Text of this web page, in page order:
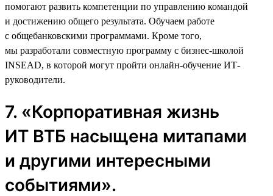
помогают развить компетенции по управлению командой
и достижению общего результата. Обучаем работе
с общебанковскими программами. Кроме того,
мы разработали совместную программу с бизнес-школой
INSEAD, в которой могут пройти онлайн-обучение ИТ-
руководители.
7. «Корпоративная жизнь
ИТ ВТБ насыщена митапами
и другими интересными
событиями».